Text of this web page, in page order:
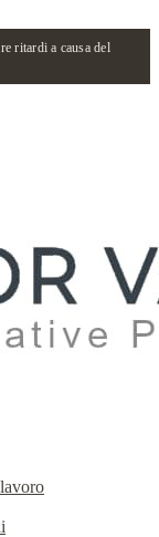
ritardi a causa del